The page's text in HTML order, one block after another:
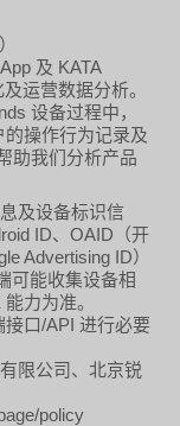
）
App 及 KATA
运营数据分析。
设备过程中，
操作行为记录及
助我们分析产品
及设备标识信
ID、OAID （开
Advertising ID）
可能收集设备相
能力为准。
接口/API进行必要
限公司、北京锐
policy